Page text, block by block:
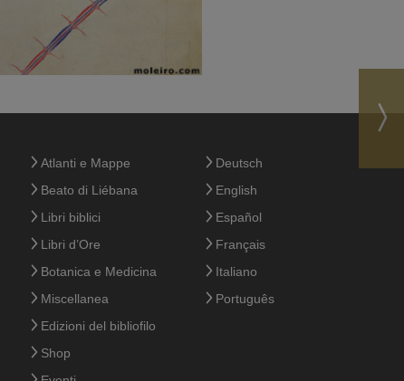
Atlanti e Mappe
Beato di Liébana
Libri biblici
Libri d’Ore
Botanica e Medicina
Miscellanea
Edizioni del bibliofilo
Shop
Deutsch
English
Español
Français
Italiano
Português